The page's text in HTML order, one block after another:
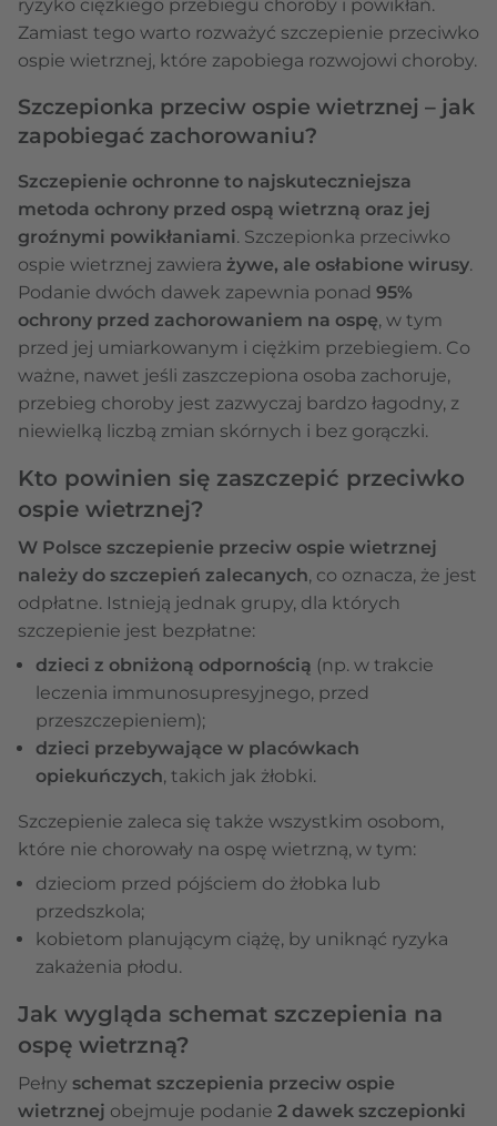
ryzyko ciężkiego przebiegu choroby i powikłań.
Zamiast tego warto rozważyć szczepienie przeciwko
ospie wietrznej, które zapobiega rozwojowi choroby.
Szczepionka przeciw ospie wietrznej – jak
zapobiegać zachorowaniu?
Szczepienie ochronne to najskuteczniejsza
metoda ochrony przed ospą wietrzną oraz jej
groźnymi powikłaniami. Szczepionka przeciwko
ospie wietrznej zawiera żywe, ale osłabione wirusy.
Podanie dwóch dawek zapewnia ponad 95%
ochrony przed zachorowaniem na ospę, w tym
przed jej umiarkowanym i ciężkim przebiegiem. Co
ważne, nawet jeśli zaszczepiona osoba zachoruje,
przebieg choroby jest zazwyczaj bardzo łagodny, z
niewielką liczbą zmian skórnych i bez gorączki.
Kto powinien się zaszczepić przeciwko
ospie wietrznej?
W Polsce szczepienie przeciw ospie wietrznej
należy do szczepień zalecanych, co oznacza, że jest
odpłatne. Istnieją jednak grupy, dla których
szczepienie jest bezpłatne:
dzieci z obniżoną odpornością (np. w trakcie
leczenia immunosupresyjnego, przed
przeszczepieniem);
dzieci przebywające w placówkach
opiekuńczych, takich jak żłobki.
Szczepienie zaleca się także wszystkim osobom,
które nie chorowały na ospę wietrzną, w tym:
dzieciom przed pójściem do żłobka lub
przedszkola;
kobietom planującym ciążę, by uniknąć ryzyka
zakażenia płodu.
Jak wygląda schemat szczepienia na
ospę wietrzną?
Pełny schemat szczepienia przeciw ospie
wietrznej obejmuje podanie 2 dawek szczepionki